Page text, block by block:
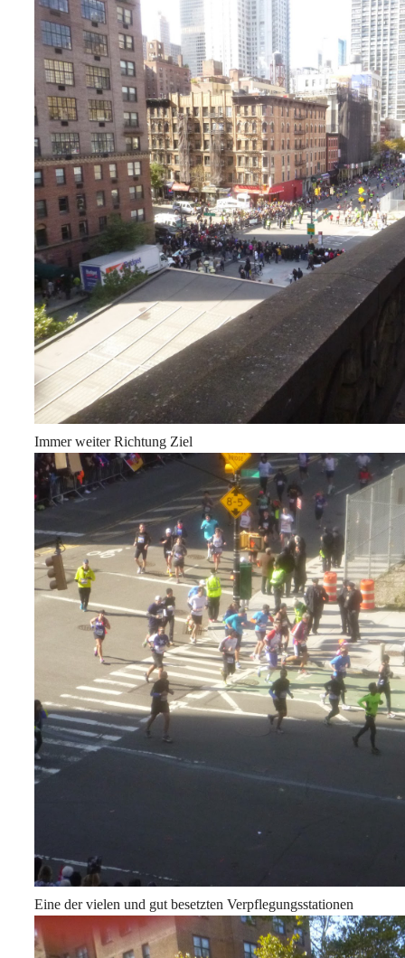
Immer weiter Richtung Ziel
Eine der vielen und gut besetzten Verpflegungsstationen